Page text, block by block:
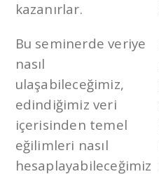
kazanırlar.
Bu seminerde veriye
nasıl
ulaşabileceğimiz,
edindiğimiz veri
içerisinden temel
eğilimleri nasıl
hesaplayabileceğimiz